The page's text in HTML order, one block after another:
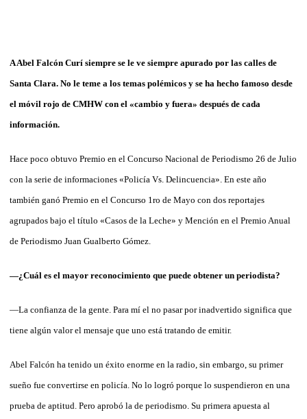
A Abel Falcón Curí siempre se le ve siempre apurado por las calles de
Santa Clara. No le teme a los temas polémicos y se ha hecho famoso desde
el móvil rojo de CMHW con el «cambio y fuera» después de cada
información.
Hace poco obtuvo Premio en el Concurso Nacional de Periodismo 26 de Julio
con la serie de informaciones «Policía Vs. Delincuencia». En este año
también ganó Premio en el Concurso 1ro de Mayo con dos reportajes
agrupados bajo el título «Casos de la Leche» y Mención en el Premio Anual
de Periodismo Juan Gualberto Gómez.
—¿Cuál es el mayor reconocimiento que puede obtener un periodista?
—La confianza de la gente. Para mí el no pasar por inadvertido significa que
tiene algún valor el mensaje que uno está tratando de emitir.
Abel Falcón ha tenido un éxito enorme en la radio, sin embargo, su primer
sueño fue convertirse en policía. No lo logró porque lo suspendieron en una
prueba de aptitud. Pero aprobó la de periodismo. Su primera apuesta al